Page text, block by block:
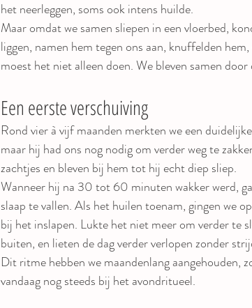
het neerleggen, soms ook intens huilde.
Maar omdat we samen sliepen in een vloerbed,
liggen, namen hem tegen ons aan, knuffelden
moest het niet alleen doen. We bleven samen door
Een eerste verschuiving
Rond vier à vijf maanden merkten we een
maar hij had ons nog nodig om verder weg te
zachtjes en bleven bij hem tot hij echt diep sliep.
Wanneer hij na 30 tot 60 minuten wakker werd,
slaap te vallen. Als het huilen toenam, gingen we
bij het inslapen. Lukte het niet meer om verder te
buiten, en lieten de dag verder verlopen zonder
Dit ritme hebben we maandenlang aangehouden,
vandaag nog steeds bij het avondritueel.